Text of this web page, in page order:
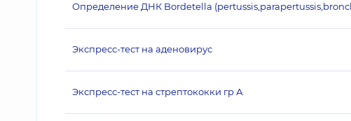
Определение ДНК Bordetella
Экспресс-тест на аденовирус
Экспресс-тест на стрептококки гр А